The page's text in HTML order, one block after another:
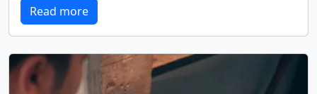
Read more